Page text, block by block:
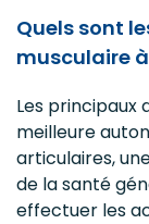
Quels sont
musculaire
Les principaux
meilleure
articulaires,
de la santé
effectuer les